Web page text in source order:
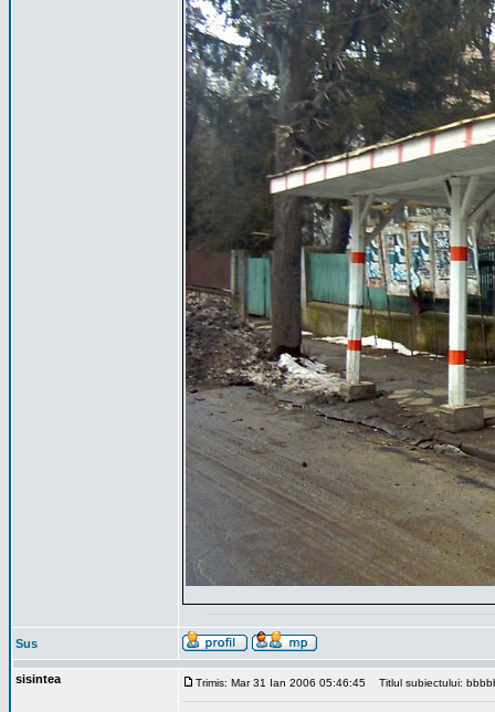
Sus
sisintea Trimis: Mar 31 Ian 2006 05:46:45 Titlul subiectului: